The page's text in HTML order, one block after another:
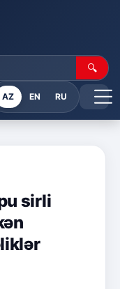
🔍
AZ EN RU
sirli